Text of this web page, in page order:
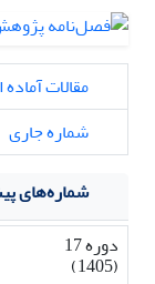
مقالات آماده
شماره جاری
شماره‌های
دوره 17
(1405)